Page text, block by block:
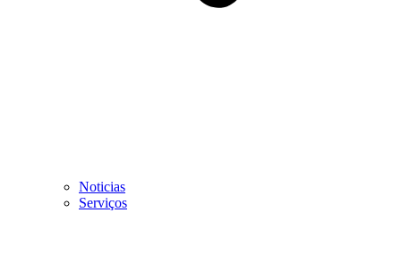
Noticias
Serviços